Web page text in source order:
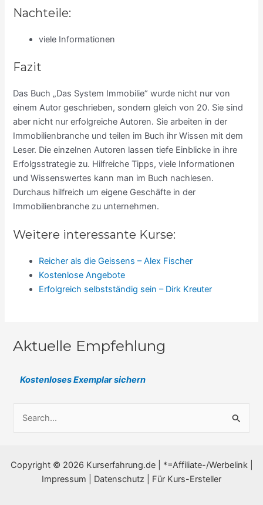
Nachteile:
viele Informationen
Fazit
Das Buch „Das System Immobilie“ wurde nicht nur von
einem Autor geschrieben, sondern gleich von 20. Sie sind
aber nicht nur erfolgreiche Autoren. Sie arbeiten in der
Immobilienbranche und teilen im Buch ihr Wissen mit dem
Leser. Die einzelnen Autoren lassen tiefe Einblicke in ihre
Erfolgsstrategie zu. Hilfreiche Tipps, viele Informationen
und Wissenswertes kann man im Buch nachlesen.
Durchaus hilfreich um eigene Geschäfte in der
Immobilienbranche zu unternehmen.
Weitere interessante Kurse:
Reicher als die Geissens – Alex Fischer
Kostenlose Angebote
Erfolgreich selbstständig sein – Dirk Kreuter
Aktuelle Empfehlung
Kostenloses Exemplar sichern
h
Copyright © 2026 Kurserfahrung.de | *=Affiliate-/Werbelink|
Impressum
Datenschutz Für Kurs-Ersteller